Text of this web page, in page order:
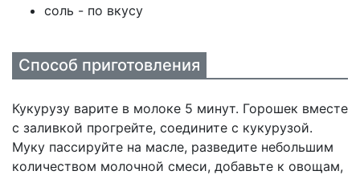
соль - по вкусу
Способ приготовления
Кукурузу варите в молоке 5 минут. Горошек вместе
с заливкой прогрейте, соедините с кукурузой.
Муку пассируйте на масле, разведите небольшим
количеством молочной смеси, добавьте к овощам,